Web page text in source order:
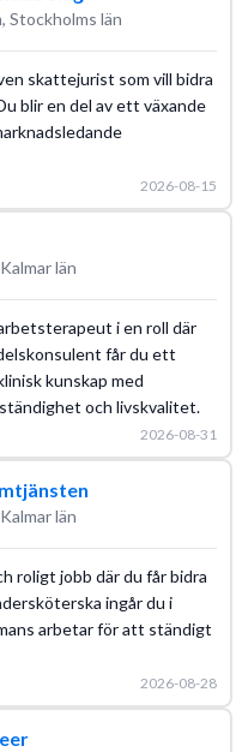
Stockholms län
skattejurist som vill bidra
blir en del av ett växande
2026-08-15
län
i en roll där
får du ett
kunskap med
och livskvalitet.
2026-08-31
län
roligt jobb där du får bidra
ingår du i
arbetar för att ständigt
2026-08-28